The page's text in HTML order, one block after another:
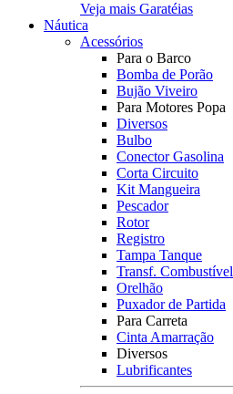
Veja mais Garatéias
Náutica
Acessórios
Para o Barco
Bomba de Porão
Bujão Viveiro
Para Motores Popa
Diversos
Bulbo
Conector Gasolina
Corta Circuito
Kit Mangueira
Pescador
Rotor
Registro
Tampa Tanque
Transf. Combustível
Orelhão
Puxador de Partida
Para Carreta
Cinta Amarração
Diversos
Lubrificantes